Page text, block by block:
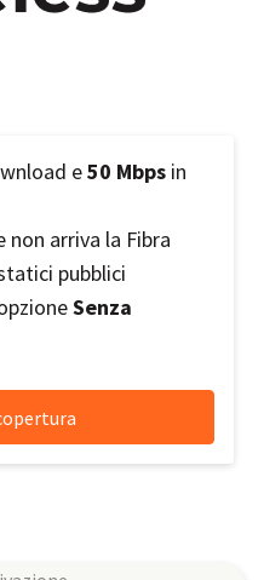
e50 Mbps in
non arriva la Fibra
pubblici
Senza